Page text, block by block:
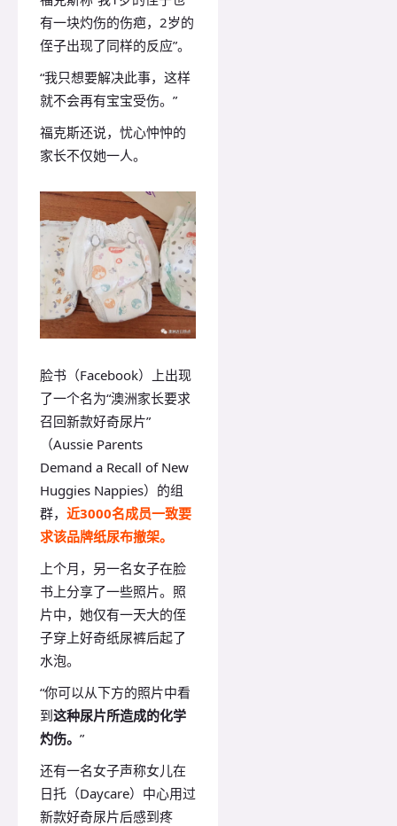
有一块灼伤的伤疤，2岁的
侄子出现了同样的反应”。
“我只想要解决此事，这样
就不会再有宝宝受伤。”
福克斯还说，忧心忡忡的
家长不仅她一人。
脸书（Facebook）上出现
了一个名为“澳洲家长要求
召回新款好奇尿片”
（Aussie Parents
Demand a Recall of New
Huggies Nappies）的组
群， 近3000名成员一致要
求该品牌纸尿布撤架。
上个月，另一名女子在脸
书上分享了一些照片。照
片中，她仅有一天大的侄
子穿上好奇纸尿裤后起了
水泡。
“你可以从下方的照片中看
到这种尿片所造成的化学
灼伤。 ”
还有一名女子声称女儿在
日托（Daycare）中心用过
新款好奇尿片后感到疼